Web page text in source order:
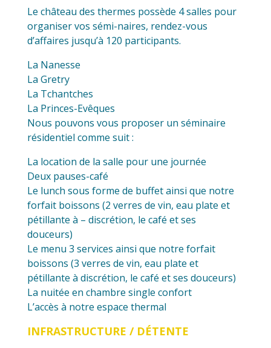
Le château des thermes possède 4 salles pour
organiser vos sémi-naires, rendez-vous
d’affaires jusqu’à 120 participants.
La Nanesse
La Gretry
La Tchantches
La Princes-Evêques
Nous pouvons vous proposer un séminaire
résidentiel comme suit :
La location de la salle pour une journée
Deux pauses-café
Le lunch sous forme de buffet ainsi que notre
forfait boissons (2 verres de vin, eau plate et
pétillante à – discrétion, le café et ses
douceurs)
Le menu 3 services ainsi que notre forfait
boissons (3 verres de vin, eau plate et
pétillante à discrétion, le café et ses douceurs)
La nuitée en chambre single confort
L’accès à notre espace thermal
INFRASTRUCTURE / DÉTENTE